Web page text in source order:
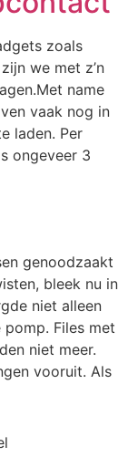
zoals
we met z’n
name
vaak nog in
laden. Per
ongeveer 3
genoodzaakt
bleek nu in
niet alleen
Files met
niet meer.
vooruit. Als